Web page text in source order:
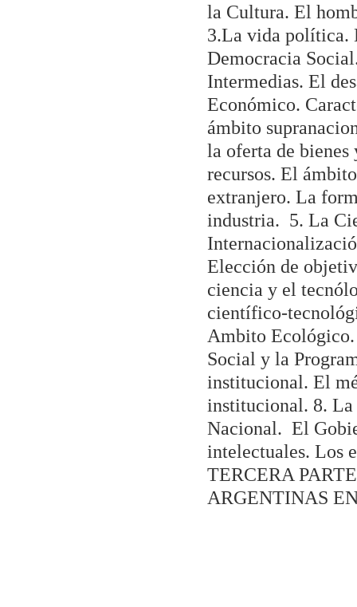
la Cultura. El
3.La vida política.
Democracia
Intermedias. El
Económico.
ámbito
la oferta de
recursos. El
extranjero. La
industria. 5. La
Elección de
ciencia y el
científico-
Ambito
Social y la
institucional. El
institucional. 8. La
Nacional. El
intelectuales. Los
TERCERA
ARGENTINAS